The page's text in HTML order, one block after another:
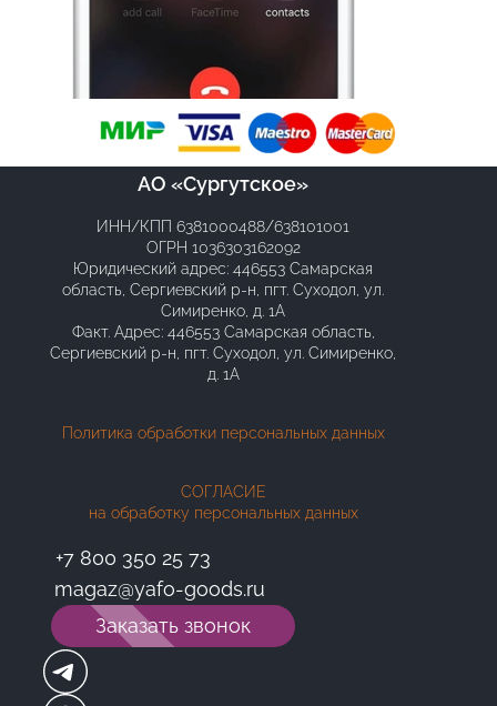
8-927-701-63-75
ТЕЛЕФОН:
ГРАФИК РАБОТЫ:
АДРЕС:
magaz@yafo-goods.ru
8 (927) 701-63-75
Ежедневно: 10-00 до 20-45
АО «Сургутское»
ИНН/КПП 6381000488/638101001
ОГРН 1036303162092
Юридический адрес: 446553 Самарская
область, Сергиевский р-н, пгт. Суходол, ул.
Симиренко, д. 1А
Факт. Адрес: 446553 Самарская область,
Сергиевский р-н, пгт. Суходол, ул. Симиренко,
д. 1А
Политика обработки персональных данных
СОГЛАСИЕ
на обработку персональных данных
+7 800 350 25 73
magaz@yafo-goods.ru
Заказать звонок